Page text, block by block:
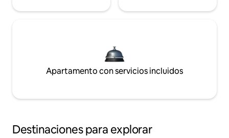
Apartamento con servicios incluidos
Destinaciones para explorar